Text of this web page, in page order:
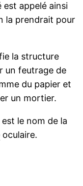
appelé ainsi
la prendrait pour
la structure
un feutrage de
du papier et
un mortier.
le nom de la
oculaire.